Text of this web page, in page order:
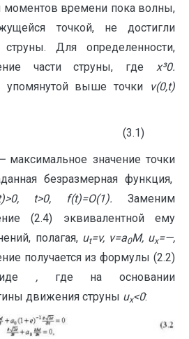
моментов времени пока волны,
точкой, не достигли
Для определенности,
части струны, где x³0.
упомянутой выше точки
v(0,t)
(3.1)
максимальное значение точки
безразмерная функция,
)>0, t>0, f(t)=O(1).Заменим
(2.4) эквивалентной ему
полагая, ut=v, v=a0M, ux=—,
получается из формулы (2.2)
, где на основании
движения струны ux<0: